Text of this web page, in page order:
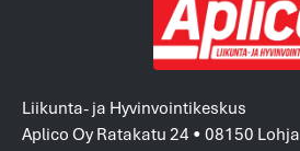
Liikunta- ja Hyvinvointikeskus
Aplico Oy Ratakatu 24 • 08150 Lohja